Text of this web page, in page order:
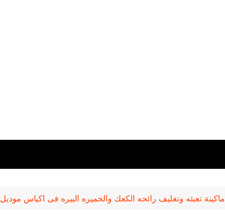
ماكينة تعبئه وتغليف رائحه الكعك والخميره البيره فى اكياس موديل 902 ماركة المهندس منسى